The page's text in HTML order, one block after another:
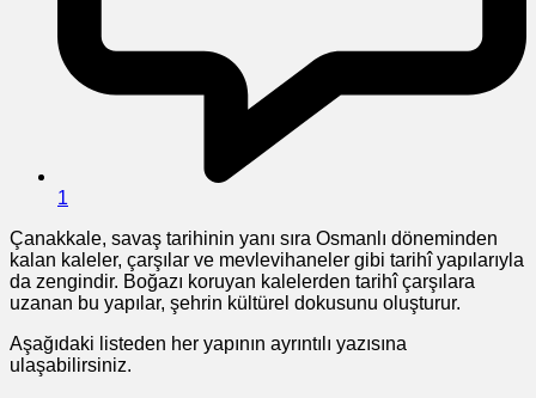
1
Çanakkale, savaş tarihinin yanı sıra Osmanlı döneminden
kalan kaleler, çarşılar ve mevlevihaneler gibi tarihî yapılarıyla
da zengindir. Boğazı koruyan kalelerden tarihî çarşılara
uzanan bu yapılar, şehrin kültürel dokusunu oluşturur.
Aşağıdaki listeden her yapının ayrıntılı yazısına
ulaşabilirsiniz.